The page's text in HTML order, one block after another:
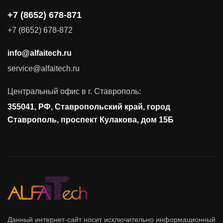
Поставка продуктов для резервного копирования данных
Соответствие требованиям и стандартам
Антивирусная защита
Управление доступом
Сетевая безопасность
+7 (8652) 678-871
+7 (8652) 678-872
info@alfaitech.ru
service@alfaitech.ru
Центральный офис в г. Ставрополь:
355041, РФ, Ставропольский край, город
Ставрополь, проспект Кулакова, дом 15Б
Данный интернет-сайт носит исключительно информационный